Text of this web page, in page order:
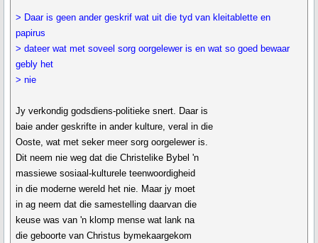
> Daar is geen ander geskrif wat uit die tyd van kleitablette en
papirus
> dateer wat met soveel sorg oorgelewer is en wat so goed bewaar
gebly het
> nie
Jy verkondig godsdiens-politieke snert. Daar is
baie ander geskrifte in ander kulture, veral in die
Ooste, wat met seker meer sorg oorgelewer is.
Dit neem nie weg dat die Christelike Bybel 'n
massiewe sosiaal-kulturele teenwoordigheid
in die moderne wereld het nie. Maar jy moet
in ag neem dat die samestelling daarvan die
keuse was van 'n klomp mense wat lank na
die geboorte van Christus bymekaargekom